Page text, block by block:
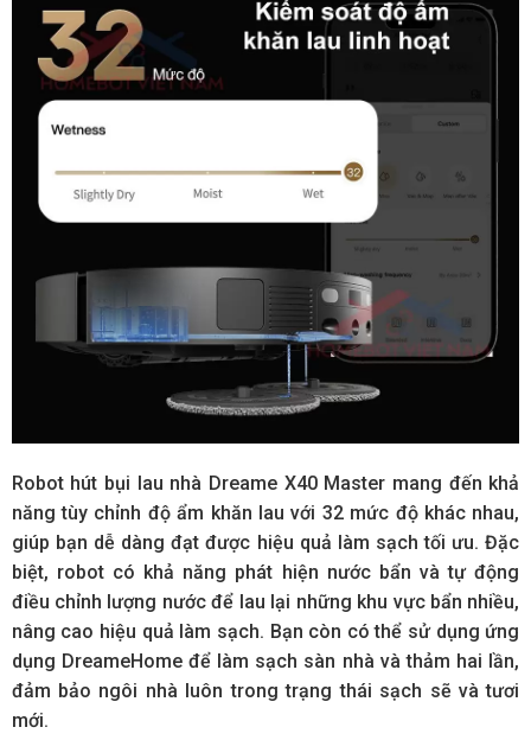
Robot hút bụi lau nhà Dreame X40 Master mang đến khả
năng tùy chỉnh độ ẩm khăn lau với 32 mức độ khác nhau,
giúp bạn dễ dàng đạt được hiệu quả làm sạch tối ưu. Đặc
biệt, robot có khả năng phát hiện nước bẩn và tự động
điều chỉnh lượng nước để lau lại những khu vực bẩn nhiều,
nâng cao hiệu quả làm sạch. Bạn còn có thể sử dụng ứng
dụng DreameHome để làm sạch sàn nhà và thảm hai lần,
đảm bảo ngôi nhà luôn trong trạng thái sạch sẽ và tươi
mới.